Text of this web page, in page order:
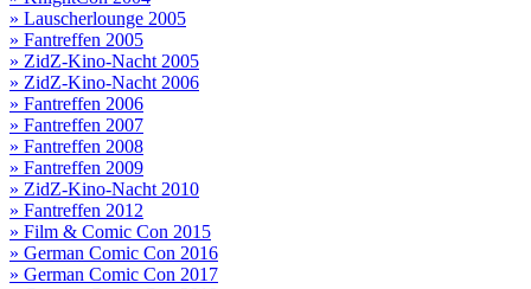
» Lauscherlounge 2005
» Fantreffen 2005
» ZidZ-Kino-Nacht 2005
» ZidZ-Kino-Nacht 2006
» Fantreffen 2006
» Fantreffen 2007
» Fantreffen 2008
» Fantreffen 2009
» ZidZ-Kino-Nacht 2010
» Fantreffen 2012
» Film & Comic Con 2015
» German Comic Con 2016
» German Comic Con 2017